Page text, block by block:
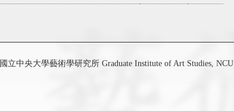
國立中央大學藝術學研究所 Graduate Institute of Art Studies, NCU